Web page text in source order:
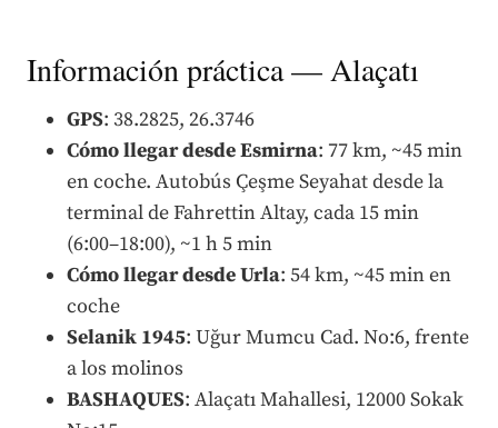
Información práctica — Alaçatı
GPS: 38.2825, 26.3746
Cómo llegar desde Esmirna: 77 km, ~45 min
en coche. Autobús Çeşme Seyahat desde la
terminal de Fahrettin Altay, cada 15 min
(6:00–18:00), ~1 h 5 min
Cómo llegar desde Urla: 54 km, ~45 min en
coche
Selanik 1945: Uğur Mumcu Cad. No:6, frente
a los molinos
BASHAQUES: Alaçatı Mahallesi, 12000 Sokak